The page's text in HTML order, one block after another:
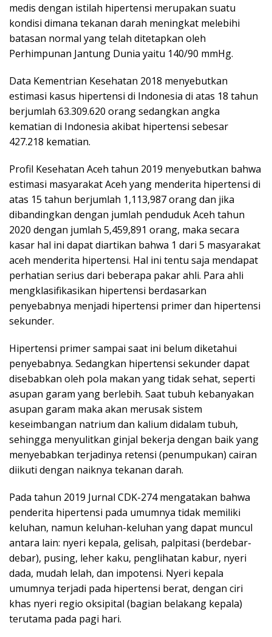
medis dengan istilah hipertensi merupakan suatu
kondisi dimana tekanan darah meningkat melebihi
batasan normal yang telah ditetapkan oleh
Perhimpunan Jantung Dunia yaitu 140/90 mmHg.
Data Kementrian Kesehatan 2018 menyebutkan
estimasi kasus hipertensi di Indonesia di atas 18 tahun
berjumlah 63.309.620 orang sedangkan angka
kematian di Indonesia akibat hipertensi sebesar
427.218 kematian.
Profil Kesehatan Aceh tahun 2019 menyebutkan bahwa
estimasi masyarakat Aceh yang menderita hipertensi di
atas 15 tahun berjumlah 1,113,987 orang dan jika
dibandingkan dengan jumlah penduduk Aceh tahun
2020 dengan jumlah 5,459,891 orang, maka secara
kasar hal ini dapat diartikan bahwa 1 dari 5 masyarakat
aceh menderita hipertensi. Hal ini tentu saja mendapat
perhatian serius dari beberapa pakar ahli. Para ahli
mengklasifikasikan hipertensi berdasarkan
penyebabnya menjadi hipertensi primer dan hipertensi
sekunder.
Hipertensi primer sampai saat ini belum diketahui
penyebabnya. Sedangkan hipertensi sekunder dapat
disebabkan oleh pola makan yang tidak sehat, seperti
asupan garam yang berlebih. Saat tubuh kebanyakan
asupan garam maka akan merusak sistem
keseimbangan natrium dan kalium didalam tubuh,
sehingga menyulitkan ginjal bekerja dengan baik yang
menyebabkan terjadinya retensi (penumpukan) cairan
diikuti dengan naiknya tekanan darah.
Pada tahun 2019 Jurnal CDK-274 mengatakan bahwa
penderita hipertensi pada umumnya tidak memiliki
keluhan, namun keluhan-keluhan yang dapat muncul
antara lain: nyeri kepala, gelisah, palpitasi (berdebar-
debar), pusing, leher kaku, penglihatan kabur, nyeri
dada, mudah lelah, dan impotensi. Nyeri kepala
umumnya terjadi pada hipertensi berat, dengan ciri
khas nyeri regio oksipital (bagian belakang kepala)
terutama pada pagi hari.